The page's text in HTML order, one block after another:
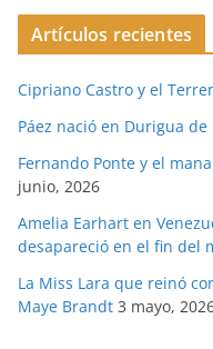
Artículos recientes
Cipriano Castro y el
Páez nació en Durigua
Fernando Ponte y el
junio, 2026
Amelia Earhart en
desapareció en el fin del
La Miss Lara que reinó
Maye Brandt 3 mayo,